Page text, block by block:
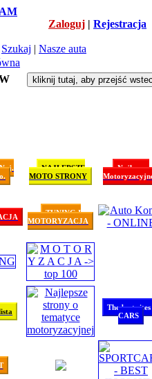
Zaloguj | Rejestracja
Szukaj | Nasze auta
NAJLEPSZE
MOTO STRONY
Najlepsze
TUNING I
MOTORYZACJA
The best
CARS